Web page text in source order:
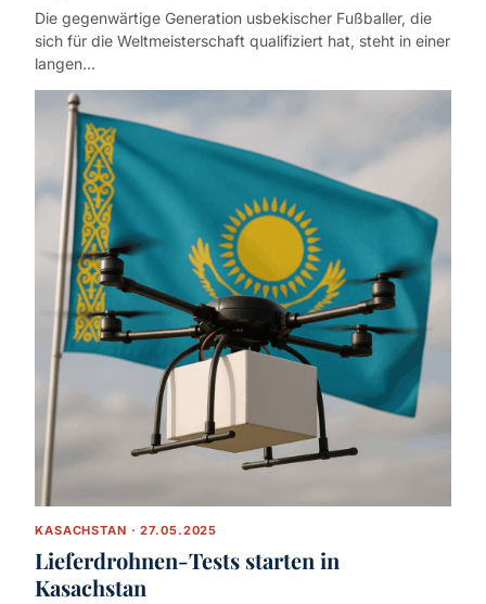
Die gegenwärtige Generation usbekischer Fußballer, die
sich für die Weltmeisterschaft qualifiziert hat, steht in einer
langen…
KASACHSTAN · 27.05.2025
Lieferdrohnen-Tests starten in
Kasachstan